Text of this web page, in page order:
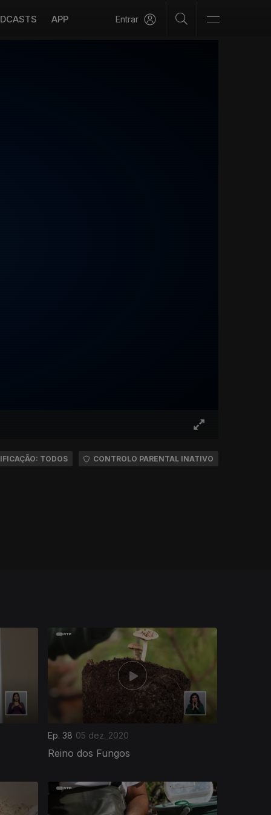
APP Entrar
TODOS CONTROLO PARENTAL INATIVO
Ep. 38 05 dez. 2020
Reino dos Fungos